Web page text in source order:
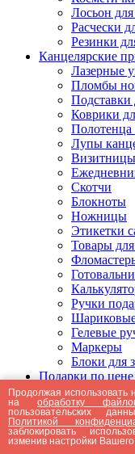
Лосьон
Расчески
Резинки
Канцелярские
Лазерные
Пломбы
Подставки
Коврики
Лупы
Визитницы
Скотчи
Блокноты
Ножницы
Этикетки
Товары
Готовальни
Ручки
Гелевые
Маркеры
Блоки для
Подарки по цене
Подарки
Подарки
Подарки
Подарки
Подарки до
Продолжая использовать
наобработку
пользовательских
Политикой
заблокировать
изменив настройки Вашего